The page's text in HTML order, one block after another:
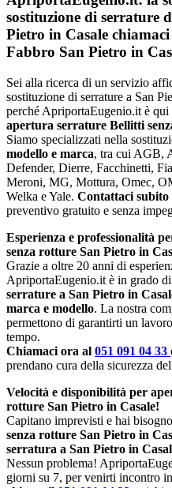
sostituzione di serrature
Pietro in Casale
Fabbro San Pietro in
Sei alla ricerca di un servizio
sostituzione di serrature a San
perché ApriportaEugenio.it è
apertura serrature Bellitti
Siamo specializzati nella
modello e marca, tra cui AGB,
Defender, Dierre, Facchinetti,
Meroni, MG, Mottura, Omec,
Welka e Yale. Contattaci subito
preventivo gratuito e senza
Esperienza e professionalità
senza rotture San Pietro in
Grazie a oltre 20 anni di
ApriportaEugenio.it è in grado
serrature a San Pietro in
marca e modello. La nostra
permettono di garantirti un
tempo.
Chiamaci ora al 051 091 04 33
prendano cura della sicurezza
Velocità e disponibilità per
rotture San Pietro in Casale!
Capitano imprevisti e hai
senza rotture San Pietro in
serratura a San Pietro in
Nessun problema!
giorni su 7, per venirti incontro